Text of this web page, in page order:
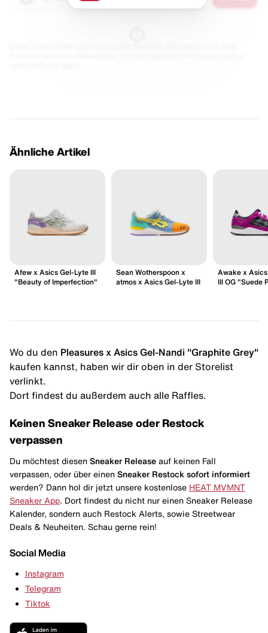
Ähnliche Artikel
Afew x Asics Gel-Lyte III
"Beauty of Imperfection"
Sean Wotherspoon x
atmos x Asics Gel-Lyte III
Awake x
III OG "Suede
Wo du den Pleasures x Asics Gel-Nandi "Graphite Grey"
kaufen kannst, haben wir dir oben in der Storelist
verlinkt.
Dort findest du außerdem auch alle Raffles.
Keinen Sneaker Release oder Restock
verpassen
Du möchtest diesen Sneaker Release auf keinen Fall
verpassen, oder über einen Sneaker Restock sofort informiert
werden? Dann hol dir jetzt unsere kostenlose HEAT MVMNT
Sneaker App . Dort findest du nicht nur einen Sneaker Release
Kalender, sondern auch Restock Alerts, sowie Streetwear
Deals & Neuheiten. Schau gerne rein!
Social Media
Instagram
Telegram
Tiktok